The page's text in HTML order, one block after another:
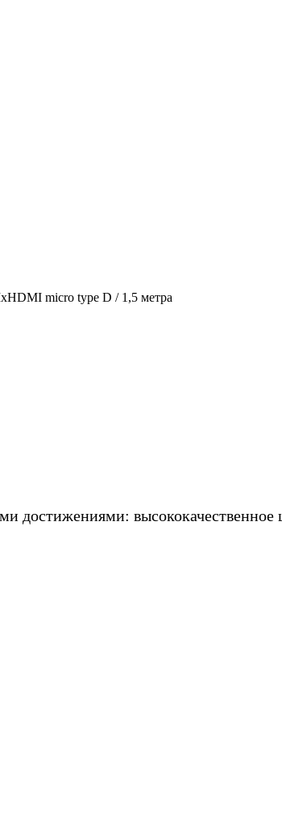
micro type D / 1,5 метра
достижениями: